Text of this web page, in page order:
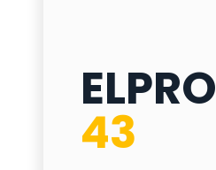
ELPRO
43
ELPRO 43